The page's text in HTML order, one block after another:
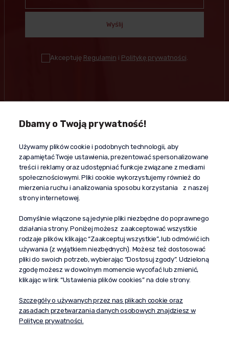
Wyślij
Akceptuję Regulamin i Politykę prywatności.
Kontakt
+48 603 610 870
kontakt@propaganda24h.pl
“Propaganda"
al. Komisji Edukacji Narodowej 51/U5
02-797 Warszawa
Pomoc
Dostawa
Moje konto
O firmie
Dbamy o Twoją prywatność!
Używamy plików cookie i podobnych technologii, aby
zapamiętać Twoje ustawienia, prezentować spersonalizowane
treści i reklamy oraz udostępniać funkcje związane z mediami
społecznościowymi. Pliki cookie wykorzystujemy również do
mierzenia ruchu i analizowania sposobu korzystania z naszej
strony internetowej.
Domyślnie włączone są jedynie pliki niezbędne do poprawnego
działania strony. Poniżej możesz zaakceptować wszystkie
rodzaje plików, klikając “Zaakceptuj wszystkie”, lub odmówić ich
używania (z wyjątkiem niezbędnych). Możesz też dostosować
pliki do swoich potrzeb, wybierając “Dostosuj zgody”. Udzieloną
zgodę możesz w dowolnym momencie wycofać lub zmienić,
klikając w link “Ustawienia plików cookies” na dole strony.
Szczegóły o używanych przez nas plikach cookie oraz
zasadach przetwarzania danych osobowych znajdziesz w
Polityce prywatności.